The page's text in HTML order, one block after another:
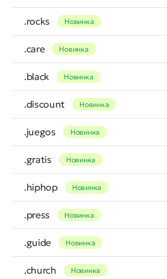
.rocks Новинка
.care Новинка
.black Новинка
.discount Новинка
.juegos Новинка
.gratis Новинка
.hiphop Новинка
.press Новинка
.guide Новинка
.church Новинка